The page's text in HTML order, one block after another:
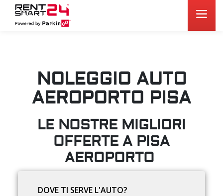
NOLEGGIO AUTO
AEROPORTO PISA
LE NOSTRE MIGLIORI
OFFERTE A PISA
AEROPORTO
DOVE TI SERVE L'AUTO?